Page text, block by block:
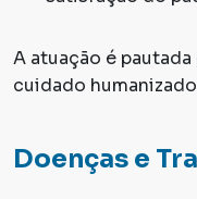
A atuação é
cuidado
Doenças e